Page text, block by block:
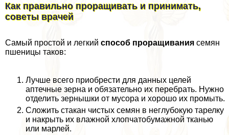
Как правильно проращивать и принимать,
советы врачей
Самый простой и легкий способ проращивания семян
пшеницы таков:
Лучше всего приобрести для данных целей
аптечные зерна и обязательно их перебрать. Нужно
отделить зернышки от мусора и хорошо их промыть.
Сложить стакан чистых семян в неглубокую тарелку
и накрыть их влажной хлопчатобумажной тканью
или марлей.